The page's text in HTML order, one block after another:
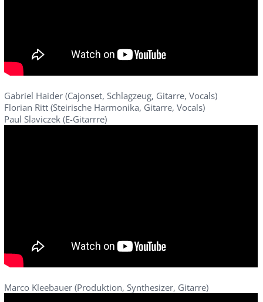
Gabriel Haider (Cajonset, Schlagzeug, Gitarre, Vocals)
Florian Ritt (Steirische Harmonika, Gitarre, Vocals)
Paul Slaviczek (E-Gitarrre)
Marco Kleebauer (Produktion, Synthesizer, Gitarre)